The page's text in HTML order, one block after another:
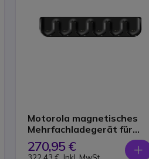
Motorola magnetisches
Mehrfachladegerät für
TLK25
270,95 €
322,43 € Inkl. MwSt.